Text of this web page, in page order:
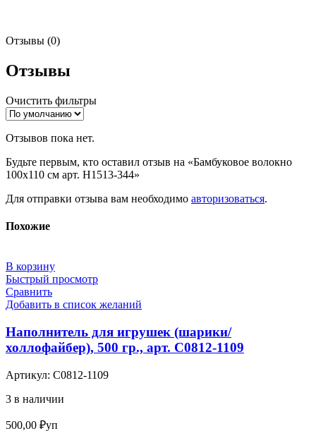
Отзывы (0)
Отзывы
Очистить фильтры
Отзывов пока нет.
Будьте первым, кто оставил отзыв на «Бамбуковое волокно
100х110 см арт. Н1513-344»
Для отправки отзыва вам необходимо авторизоваться.
Похожие
В корзину
Быстрый просмотр
Сравнить
Добавить в список желаний
Наполнитель для игрушек (шарики/
холлофайбер), 500 гр., арт. С0812-1109
Артикул: С0812-1109
3 в наличии
500,00 ₽уп